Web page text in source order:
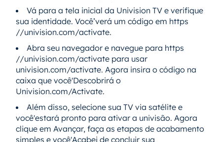
Vá para a tela inicial da Univision TV e verifique
sua identidade. Você’verá um código em https
//univision.com/activate.
Abra seu navegador e navegue para https
//univision.com/activate para usar
univision.com/activate. Agora insira o código na
caixa que você'Descobrirá o
Univision.com/Activate.
Além disso, selecione sua TV via satélite e
você'estará pronto para ativar a univisão. Agora
clique em Avançar, faça as etapas de acabamento
simples e você'Acabei de concluir sua